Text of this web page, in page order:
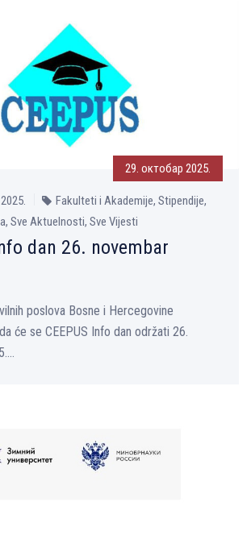
29. октобар 2025.
Fakulteti i Akademije, Stipendije,
Sve Aktuelnosti, Sve Vijesti
dan 26. novembar
poslova Bosne i Hercegovine
će se CEEPUS Info dan održati 26.